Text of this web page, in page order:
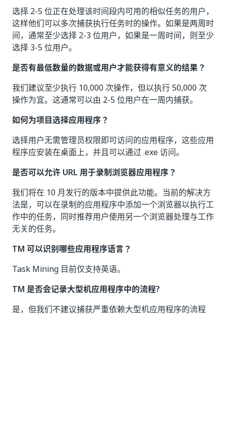
选择 2-5 位正在处理该时间段内可用的相似任务的用户，
这样他们可以多次捕获执行任务时的操作。如果是两周时
间，通常至少选择 2-3 位用户，如果是一周时间，则至少
选择 3-5 位用户。
是否有最低数量的数据或用户才能获得有意义的结果？
我们建议至少执行 10,000 次操作，但以执行 50,000 次
操作为宜。这通常可以由 2-5 位用户在一周内捕获。
如何为项目选择应用程序？
选择用户无需管理员权限即可访问的应用程序，这些应用
程序应安装在桌面上，并且可以通过 .exe 访问。
是否可以允许 URL 用于录制浏览器应用程序？
我们将在 10 月发行的版本中提供此功能。当前的解决方
法是，可以在录制的应用程序中添加一个浏览器以执行工
作中的任务，同时推荐用户使用另一个浏览器处理与工作
无关的任务。
TM 可以识别哪些应用程序语言？
Task Mining 目前仅支持英语。
TM 是否会记录大型机应用程序中的流程?
是，但我们不建议捕获严重依赖大型机应用程序的流程